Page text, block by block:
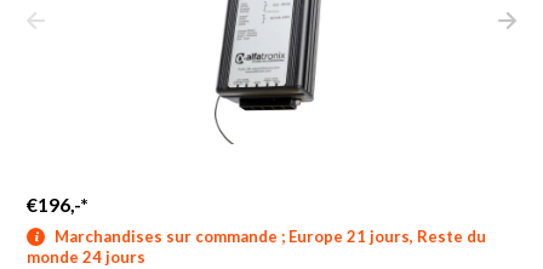
€196,-*
Marchandises sur commande ; Europe 21 jours, Reste du
monde 24 jours